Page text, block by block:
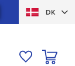
DK